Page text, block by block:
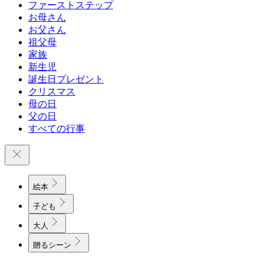
ファーストステップ
お母さん
お父さん
祖父母
家族
新生児
誕生日プレゼント
クリスマス
母の日
父の日
すべての行事
絵本
子ども
大人
贈るシーン